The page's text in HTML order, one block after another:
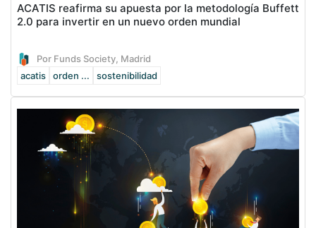
ACATIS reafirma su apuesta por la metodología Buffett
2.0 para invertir en un nuevo orden mundial
Por Funds Society, Madrid
acatis
orden ... sostenibilidad